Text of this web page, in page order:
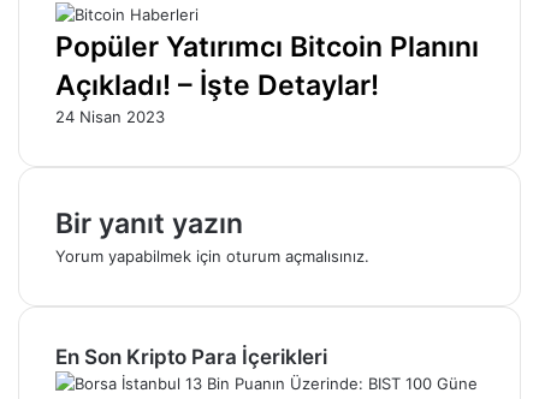
Popüler Yatırımcı Bitcoin Planını
Açıkladı! – İşte Detaylar!
24 Nisan 2023
Bir yanıt yazın
Yorum yapabilmek için oturum açmalısınız.
En Son Kripto Para İçerikleri